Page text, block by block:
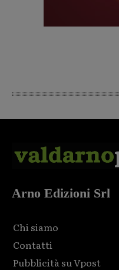
Arno Edizioni Srl
Chi siamo
Contatti
Pubblicità su Vpost